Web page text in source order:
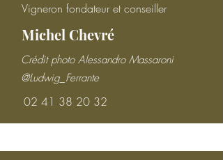
Vigneron fondateur et conseiller
Michel Chevré
Crédit photo Alessandro Massaroni
@Ludwig_Ferrante
02 41 38 20 32